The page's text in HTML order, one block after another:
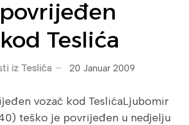
Teslića
iz Teslića 20 Januar 2009
Ljubomir
teško je povrijeđen u nedjelju